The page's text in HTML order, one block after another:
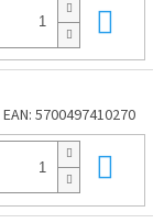
EAN: 5700497410270